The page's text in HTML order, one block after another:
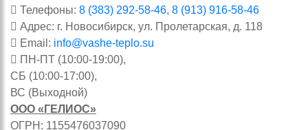
Телефоны: 8 (383) 292-58-46, 8 (913) 916-58-46
Адрес: г. Новосибирск, ул. Пролетарская, д. 118
Email: info@vashe-teplo.su
ПН-ПТ (10:00-19:00),
СБ (10:00-17:00),
ВС (Выходной)
ООО «ГЕЛИОС»
ОГРН: 1155476037090